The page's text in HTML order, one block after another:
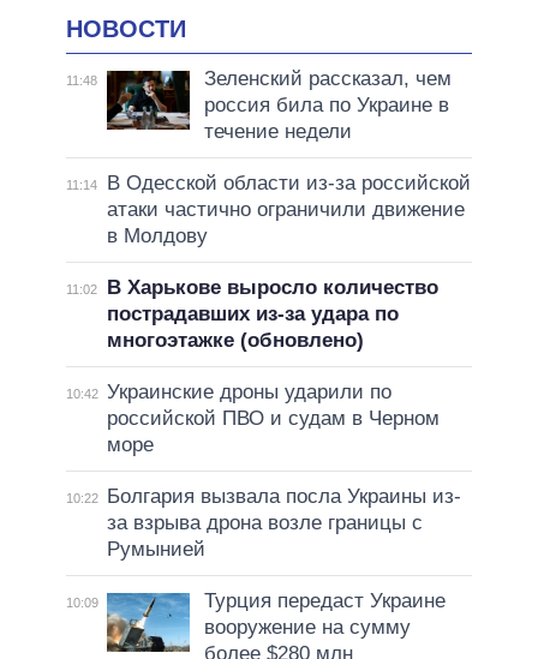
НОВОСТИ
11:48
Зеленский рассказал, чем
россия била по Украине в
течение недели
11:14
В Одесской области из-за российской
атаки частично ограничили движение
в Молдову
11:02
В Харькове выросло количество
пострадавших из-за удара по
многоэтажке (обновлено)
10:42 Украинские дроны ударили по
российской ПВО и судам в Черном
море
10:22
Болгария вызвала посла Украины из-
за взрыва дрона возле границы с
Румынией
10:09
Турция передаст Украине
вооружение на сумму
более $280 млн